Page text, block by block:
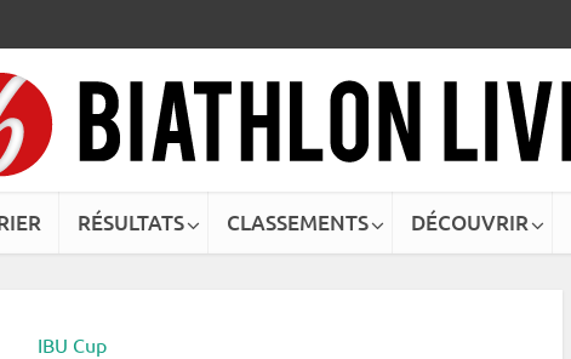
RÉSULTATS CLASSEMENTS DÉCOUVRIR
IBU Cup